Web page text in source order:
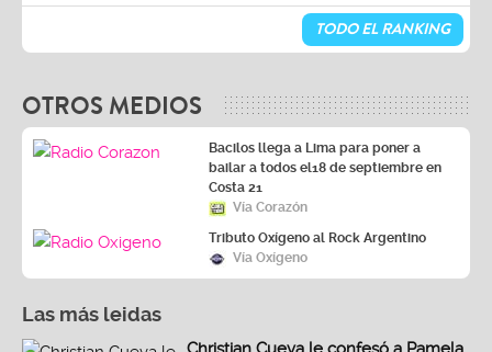
TODO EL RANKING
OTROS MEDIOS
Bacilos llega a Lima para poner a
bailar a todos el18 de septiembre en
Costa 21
Vía Corazón
Tributo Oxígeno al Rock Argentino
Vía Oxígeno
Las más leidas